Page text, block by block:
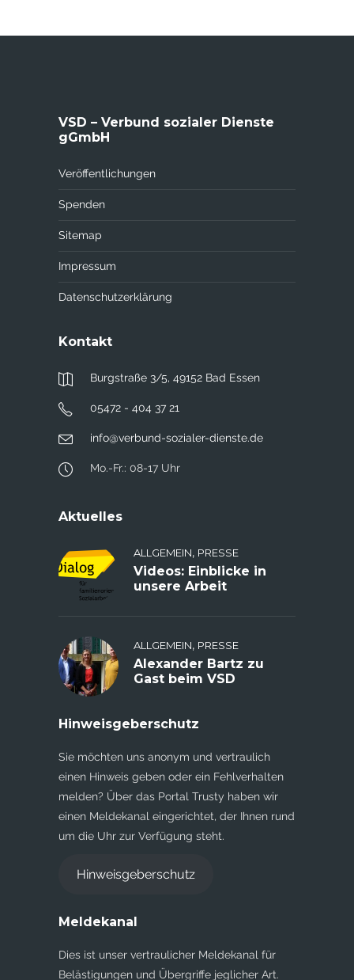
VSD – Verbund sozialer Dienste
gGmbH
Veröffentlichungen
Spenden
Sitemap
Impressum
Datenschutzerklärung
Kontakt
Burgstraße 3/5, 49152 Bad Essen
05472 - 404 37 21
info@verbund-sozialer-dienste.de
Mo.-Fr.: 08-17 Uhr
Aktuelles
ALLGEMEIN, PRESSE
Videos: Einblicke in
unsere Arbeit
ALLGEMEIN, PRESSE
Alexander Bartz zu
Gast beim VSD
Hinweisgeberschutz
Sie möchten uns anonym und vertraulich
einen Hinweis geben oder ein Fehlverhalten
melden? Über das Portal Trusty haben wir
einen Meldekanal eingerichtet, der Ihnen rund
um die Uhr zur Verfügung steht.
Hinweisgeberschutz
Meldekanal
Dies ist unser vertraulicher Meldekanal für
Belästigungen und Übergriffe jeglicher Art.